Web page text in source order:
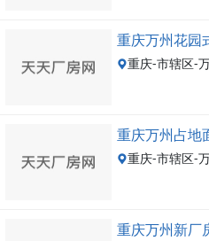
重庆万州花园
重庆-市辖区-
重庆万州占地
重庆-市辖区-
重庆万州新厂